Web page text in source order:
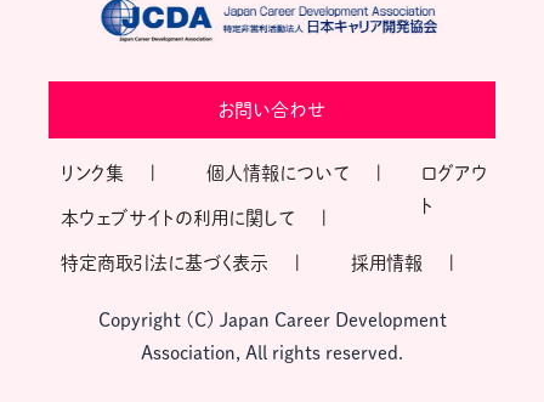
お問い合わせ
リンク集 個人情報について
本ウェブサイトの利用に関して
特定商取引法に基づく表示 採用情報
ログアウ
ト
Copyright (C) Japan Career Development
Association, All rights reserved.